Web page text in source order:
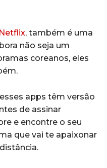
Netflix, também é uma
não seja um
coreanos, eles
apps têm versão
de assinar
e encontre o seu
que vai te apaixonar